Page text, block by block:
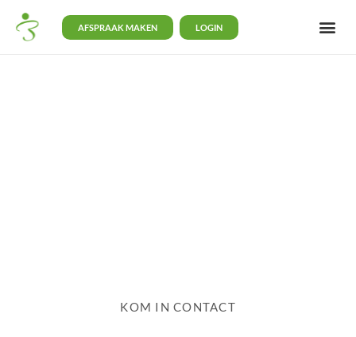
AFSPRAAK MAKEN LOGIN
KOM IN CONTACT